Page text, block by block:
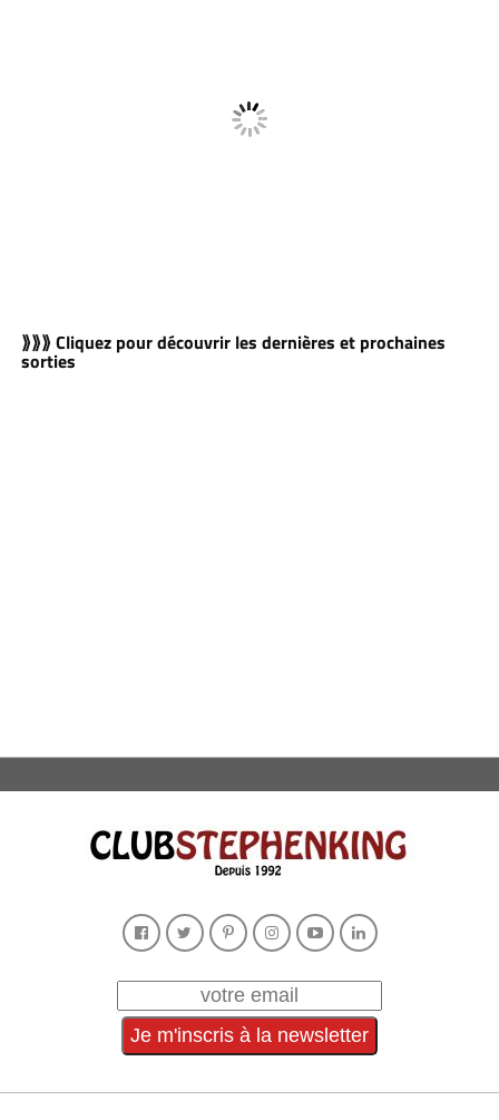
⟫⟫⟫ Cliquez pour découvrir les dernières et prochaines
sorties